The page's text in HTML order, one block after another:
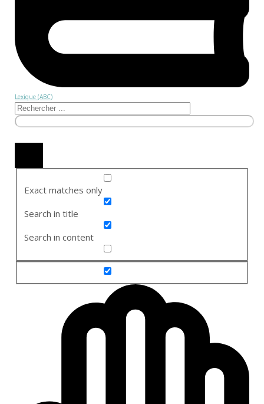
Lexique (ABC)
Exact matches only
Search in title
Search in content